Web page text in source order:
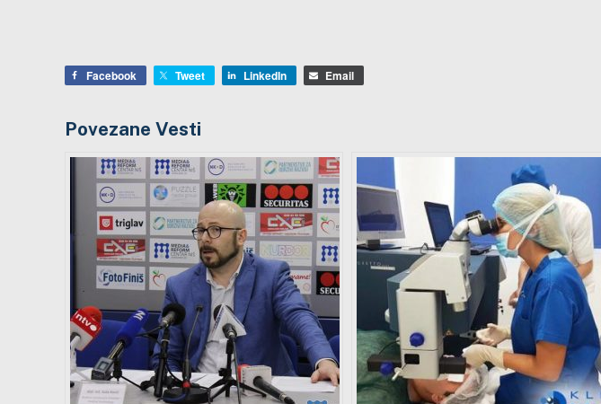
Facebook Tweet LinkedIn Email
Povezane Vesti